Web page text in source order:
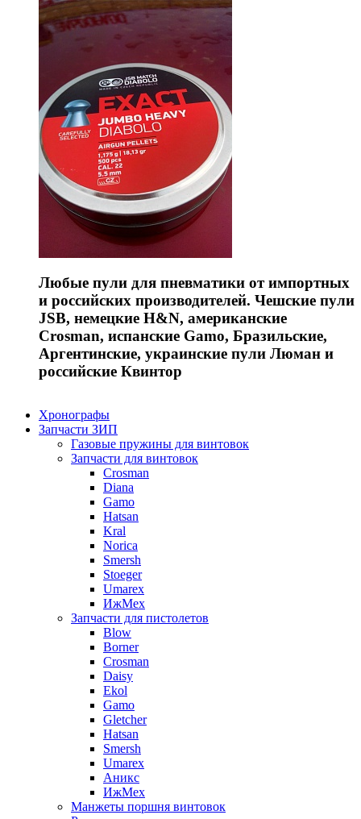
Любые пули для пневматики от импортных
и российских производителей. Чешские пули
JSB, немецкие H&N, американские
Crosman, испанские Gamo, Бразильские,
Аргентинские, украинские пули Люман и
российские Квинтор
Хронографы
Запчасти ЗИП
Газовые пружины для винтовок
Запчасти для винтовок
Crosman
Diana
Gamo
Hatsan
Kral
Norica
Smersh
Stoeger
Umarex
ИжМех
Запчасти для пистолетов
Blow
Borner
Crosman
Daisy
Ekol
Gamo
Gletcher
Hatsan
Smersh
Umarex
Аникс
ИжМех
Манжеты поршня винтовок